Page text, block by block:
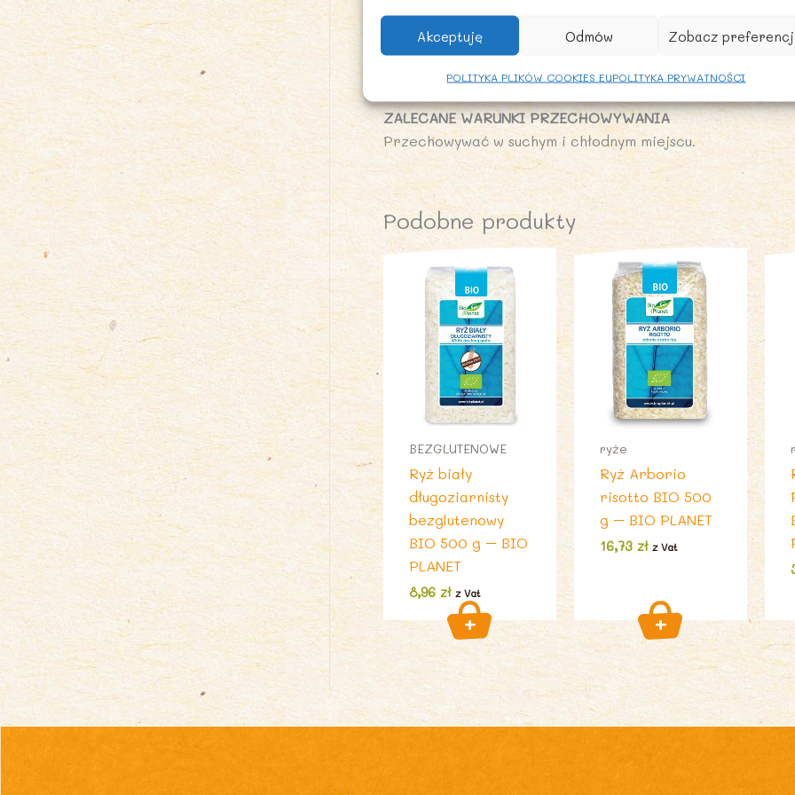
Akceptuję Odmów Zobacz
POLITYKA PLIKÓW COOKIES EUPOLITYKA PRYWATNOŚCI
Białko: 6,1 g
Sól: 0,09 g
ZALECANE WARUNKI PRZECHOWYWANIA
Przechowywać w suchym i chłodnym miejscu.
Podobne produkty
BEZGLUTENOWE
Ryż biały
długoziarnisty
bezglutenowy
BIO 500 g – BIO
PLANET
8,96zł z Vat
ryże
Ryż Arborio
risotto BIO 500
g – BIO PLANET
16,73 zł z Vat